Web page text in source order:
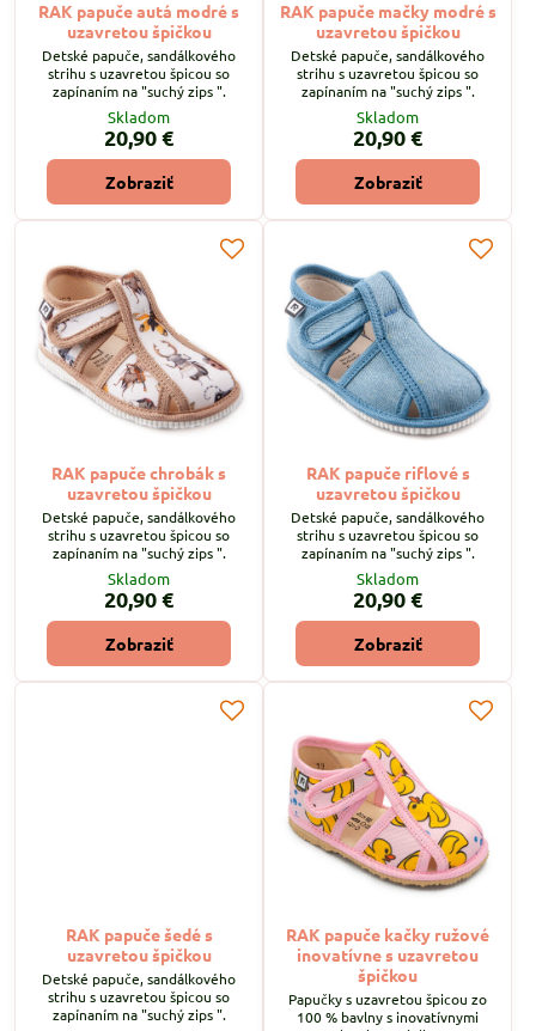
RAK papuče autá modré s
uzavretou špičkou
Detské papuče, sandálkového
strihu s uzavretou špicou so
zapínaním na "suchý zips ".
Skladom
20,90 €
Zobraziť
RAK papuče mačky modré s
uzavretou špičkou
Detské papuče, sandálkového
strihu s uzavretou špicou so
zapínaním na "suchý zips ".
Skladom
20,90 €
Zobraziť
RAK papuče chrobák s
uzavretou špičkou
Detské papuče, sandálkového
strihu s uzavretou špicou so
zapínaním na "suchý zips ".
Skladom
20,90 €
Zobraziť
RAK papuče riflové s
uzavretou špičkou
Detské papuče, sandálkového
strihu s uzavretou špicou so
zapínaním na "suchý zips ".
Skladom
20,90 €
Zobraziť
RAK papuče šedé s
uzavretou špičkou
Detské papuče, sandálkového
strihu s uzavretou špicou so
zapínaním na "suchý zips ".
RAK papuče kačky ružové
inovatívne s uzavretou
špičkou
Papučky s uzavretou špicou zo
100 % bavlny s inovatívnymi